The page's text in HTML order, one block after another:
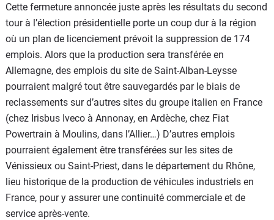
Cette fermeture annoncée juste après les résultats du second
tour à l’élection présidentielle porte un coup dur à la région
où un plan de licenciement prévoit la suppression de 174
emplois. Alors que la production sera transférée en
Allemagne, des emplois du site de Saint-Alban-Leysse
pourraient malgré tout être sauvegardés par le biais de
reclassements sur d’autres sites du groupe italien en France
(chez Irisbus Iveco à Annonay, en Ardèche, chez Fiat
Powertrain à Moulins, dans l’Allier…) D’autres emplois
pourraient également être transférées sur les sites de
Vénissieux ou Saint-Priest, dans le département du Rhône,
lieu historique de la production de véhicules industriels en
France, pour y assurer une continuité commerciale et de
service après-vente.